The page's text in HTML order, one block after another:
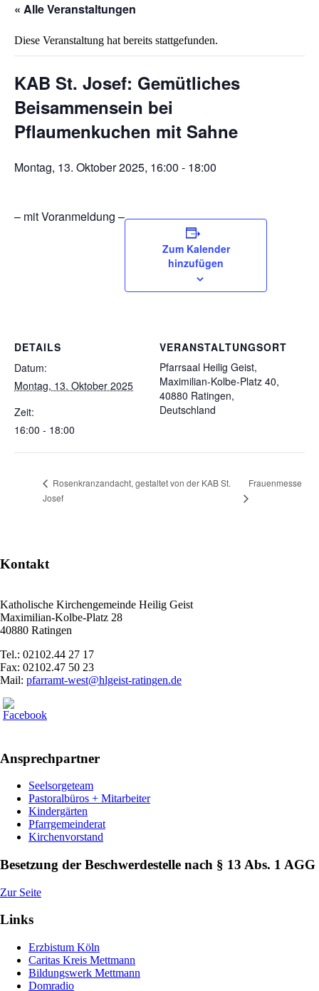
« Alle Veranstaltungen
Diese Veranstaltung hat bereits stattgefunden.
KAB St. Josef: Gemütliches
Beisammensein bei
Pflaumenkuchen mit Sahne
Montag, 13. Oktober 2025, 16:00 - 18:00
– mit Voranmeldung –
Zum Kalender
hinzufügen
DETAILS
Datum:
Montag, 13. Oktober 2025
Zeit:
16:00 - 18:00
VERANSTALTUNGSORT
Pfarrsaal Heilig Geist,
Maximilian-Kolbe-Platz 40,
40880 Ratingen,
Deutschland
Rosenkranzandacht, gestaltet von der KAB St.
Josef
Frauenmesse
Kontakt
Katholische Kirchengemeinde Heilig Geist
Maximilian-Kolbe-Platz 28
40880 Ratingen
Tel.: 02102.44 27 17
Fax: 02102.47 50 23
Mail: pfarramt-west@hlgeist-ratingen.de
Ansprechpartner
Seelsorgeteam
Pastoralbüros + Mitarbeiter
Kindergärten
Pfarrgemeinderat
Kirchenvorstand
Besetzung der Beschwerdestelle nach § 13 Abs. 1 AGG
Zur Seite
Links
Erzbistum Köln
Caritas Kreis Mettmann
Bildungswerk Mettmann
Domradio